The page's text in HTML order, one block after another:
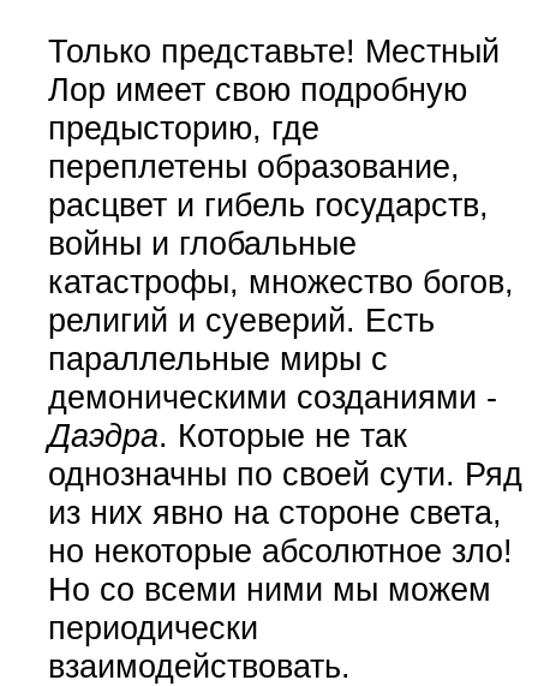
Только представьте! Местный
Лор имеет свою подробную
предысторию, где
переплетены образование,
расцвет и гибель государств,
войны и глобальные
катастрофы, множество богов,
религий и суеверий. Есть
параллельные миры с
демоническими созданиями -
Даэдра. Которые не так
однозначны по своей сути. Ряд
из них явно на стороне света,
но некоторые абсолютное зло!
Но со всеми ними мы можем
периодически
взаимодействовать.